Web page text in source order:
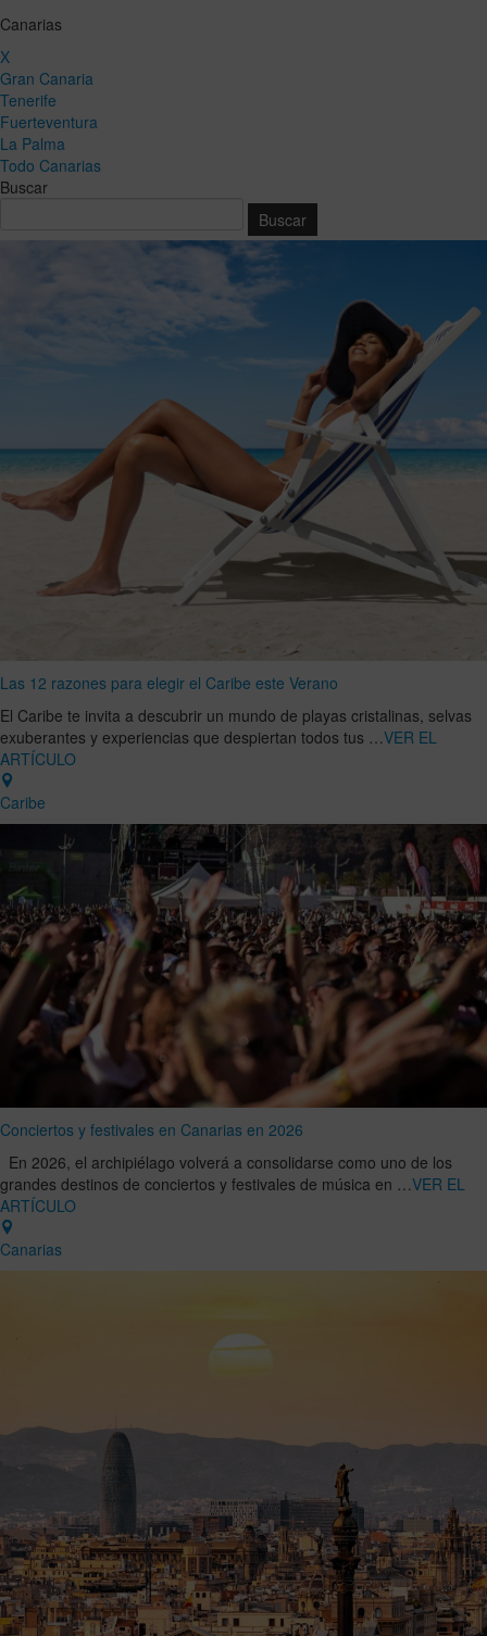
Canarias
X
Gran Canaria
Tenerife
Fuerteventura
La Palma
Todo Canarias
Buscar
Las 12 razones para elegir el Caribe este Verano
El Caribe te invita a descubrir un mundo de playas cristalinas, selvas
exuberantes y experiencias que despiertan todos tus …VER EL
ARTÍCULO
Caribe
Conciertos y festivales en Canarias en 2026
En 2026, el archipiélago volverá a consolidarse como uno de los
grandes destinos de conciertos y festivales de música en …VER EL
ARTÍCULO
Canarias